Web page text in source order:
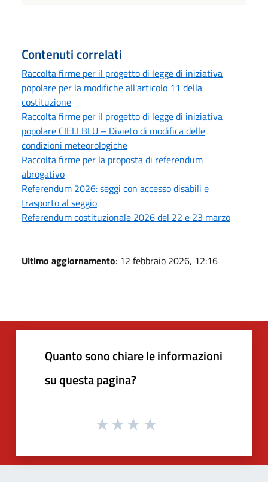
Contenuti correlati
Raccolta firme per il progetto di legge di iniziativa
popolare per la modifiche all'articolo 11 della
costituzione
Raccolta firme per il progetto di legge di iniziativa
popolare CIELI BLU – Divieto di modifica delle
condizioni meteorologiche
Raccolta firme per la proposta di referendum
abrogativo
Referendum 2026: seggi con accesso disabili e
trasporto al seggio
Referendum costituzionale 2026 del 22 e 23 marzo
Ultimo aggiornamento: 12 febbraio 2026, 12:16
Quanto sono chiare le informazioni
su questa pagina?